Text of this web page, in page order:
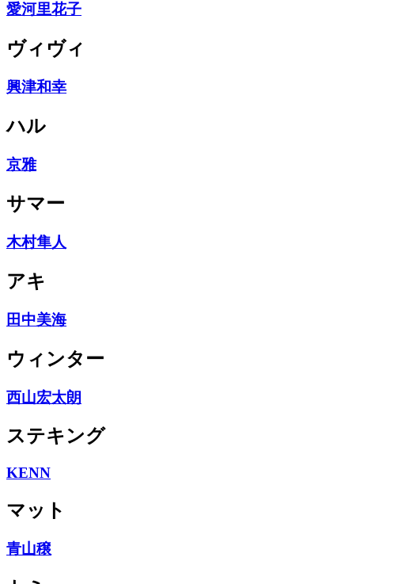
愛河里花子
ヴィヴィ
興津和幸
ハル
京雅
サマー
木村隼人
アキ
田中美海
ウィンター
西山宏太朗
ステキング
KENN
マット
青山穣